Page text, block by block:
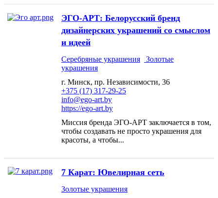
ЭГО-АРТ: Белорусский бренд
дизайнерских украшений со смыслом
и идеей
Серебряные украшения
Золотые
украшения
г. Минск, пр. Независимости, 36
+375 (17) 317-29-25
info@ego-art.by
https://ego-art.by
Миссия бренда ЭГО-АРТ заключается в том,
чтобы создавать не просто украшения для
красоты, а чтобы...
7 Карат: Ювелирная сеть
Золотые украшения